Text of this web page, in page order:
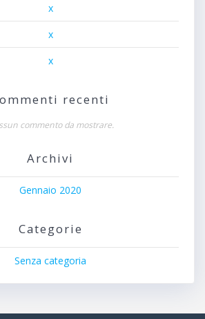
x
x
x
recenti
commento da mostrare.
Archivi
Gennaio 2020
Categorie
Senza categoria